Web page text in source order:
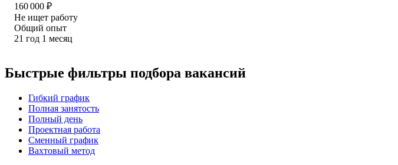
160 000 ₽
Не ищет работу
Общий опыт
21 год 1 месяц
Быстрые фильтры подбора вакансий
Гибкий график
Полная занятость
Полный день
Проектная работа
Сменный график
Вахтовый метод